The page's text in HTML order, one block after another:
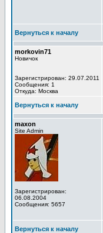
Вернуться к началу
morkovin71
Новичок
Зарегистрирован: 29.07.2011
Сообщения: 1
Откуда: Москва
Вернуться к началу
maxon
Site Admin
Зарегистрирован:
06.08.2004
Сообщения: 5657
Вернуться к началу